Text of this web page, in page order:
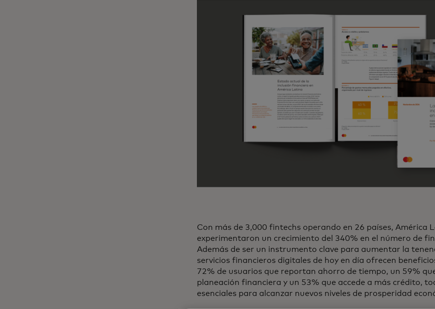
Con más de 3,000 fintechs operando en 26 países, América
experimentaron un crecimiento del 340% en el número de
Además de ser un instrumento clave para aumentar la
servicios financieros digitales de hoy en día ofrecen
72% de usuarios que reportan ahorro de tiempo, un 59%
planeación financiera y un 53% que accede a más crédito,
esenciales para alcanzar nuevos niveles de prosperidad